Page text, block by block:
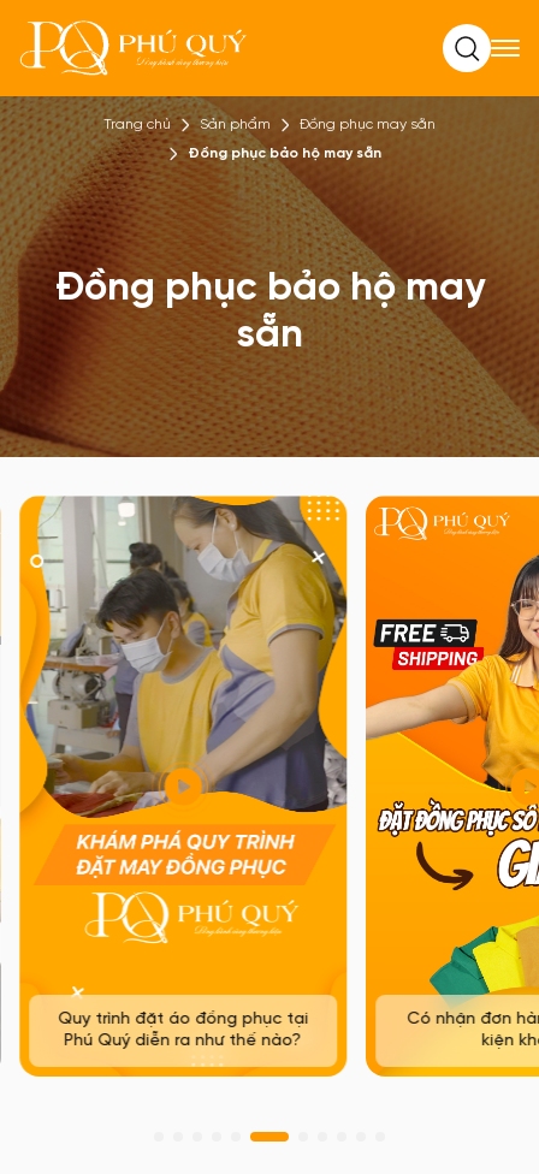
Tìm kiếm
Trang chủ Sản phẩm
Đồng phục may sẵn
Đồng phục bảo hộ may sẵn
Đồng phục bảo hộ may
sẵn
Quy trình đặt áo đồng phục tại
Phú Quý diễn ra như thế nào?
Có nhận đơn
kiện